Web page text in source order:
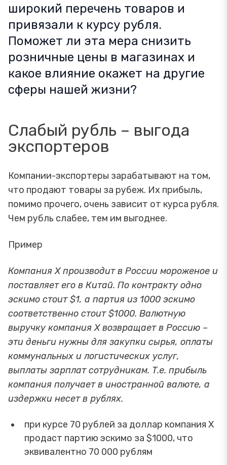
широкий перечень товаров и
привязали к курсу рубля.
Поможет ли эта мера снизить
розничные цены в магазинах и
какое влияние окажет на другие
сферы нашей жизни?
Слабый рубль – выгода
экспортеров
Компании-экспортеры зарабатывают на том,
что продают товары за рубеж. Их прибыль,
помимо прочего, очень зависит от курса рубля.
Чем рубль слабее, тем им выгоднее.
Пример
Компания Х производит в России мороженое и
поставляет его в Китай. По контракту одно
эскимо стоит $1, а партия из 1000 эскимо
соответственно стоит $1000. Валютную
выручку компания Х возвращает в Россию –
эти деньги нужны для закупки сырья, оплаты
коммунальных и логистических услуг,
выплаты зарплат сотрудникам. Т.е. прибыль
компания получает в иностранной валюте, а
издержки несет в рублях.
при курсе 70 рублей за доллар компания Х
продаст партию эскимо за $1000, что
эквивалентно 70 000 рублям